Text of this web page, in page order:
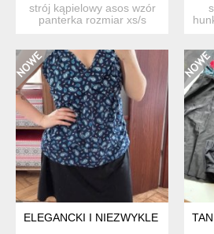
strój kąpielowy asos wzór
panterka rozmiar xs/s
ELEGANCKI I NIEZWYKLE